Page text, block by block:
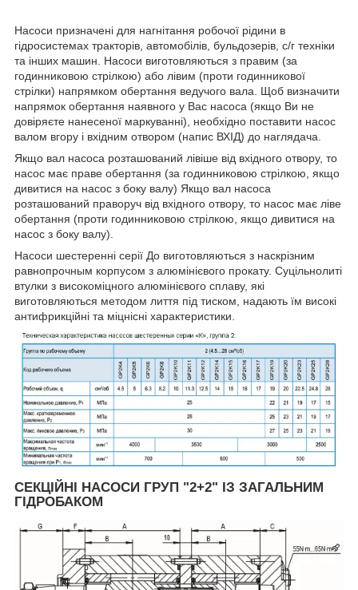
Насоси призначені для нагнітання робочої рідини в
гідросистемах тракторів, автомобілів, бульдозерів, с/г техніки
та інших машин. Насоси виготовляються з правим (за
годинниковою стрілкою) або лівим (проти годинникової
стрілки) напрямком обертання ведучого вала. Щоб визначити
напрямок обертання наявного у Вас насоса (якщо Ви не
довіряєте нанесеної маркуванні), необхідно поставити насос
валом вгору і вхідним отвором (напис ВХІД) до наглядача.
Якщо вал насоса розташований лівіше від вхідного отвору, то
насос має праве обертання (за годинниковою стрілкою, якщо
дивитися на насос з боку валу) Якщо вал насоса
розташований праворуч від вхідного отвору, то насос має ліве
обертання (проти годинниковою стрілкою, якщо дивитися на
насос з боку валу).
Насоси шестеренні серії До виготовляються з наскрізним
равнопрочным корпусом з алюмінієвого прокату. Суцільнолиті
втулки з високоміцного алюмінієвого сплаву, які
виготовляються методом лиття під тиском, надають їм високі
антифрикційні та міцнісні характеристики.
СЕКЦІЙНІ НАСОСИ ГРУП "2+2" ІЗ ЗАГАЛЬНИМ
ГІДРОБАКОМ